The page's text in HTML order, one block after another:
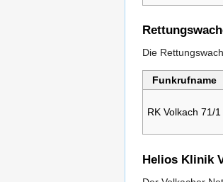
Die
Funkrufname
RK Volkach 71/1
Helios Klinik